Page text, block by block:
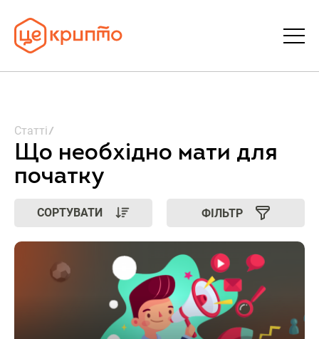
Про ЦеКрипто
Увійти | Реєстрація
Статті
Що необхідно мати для
початку
СОРТУВАТИ ФІЛЬТР